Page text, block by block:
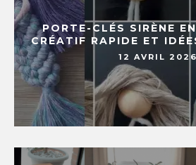
PORTE-CLÉS SIRÈNE
CRÉATIF RAPIDE ET
12 AVRIL 2026